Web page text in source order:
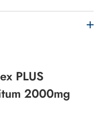
PLUS
2000mg